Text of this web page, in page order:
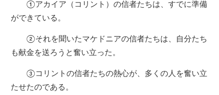
①アカイア（コリント）の信者たちは、すでに準備
ができている。
②それを聞いたマケドニアの信者たちは、自分たち
も献金を送ろうと奮い立った。
③コリントの信者たちの熱心が、多くの人を奮い立
たせたのである。